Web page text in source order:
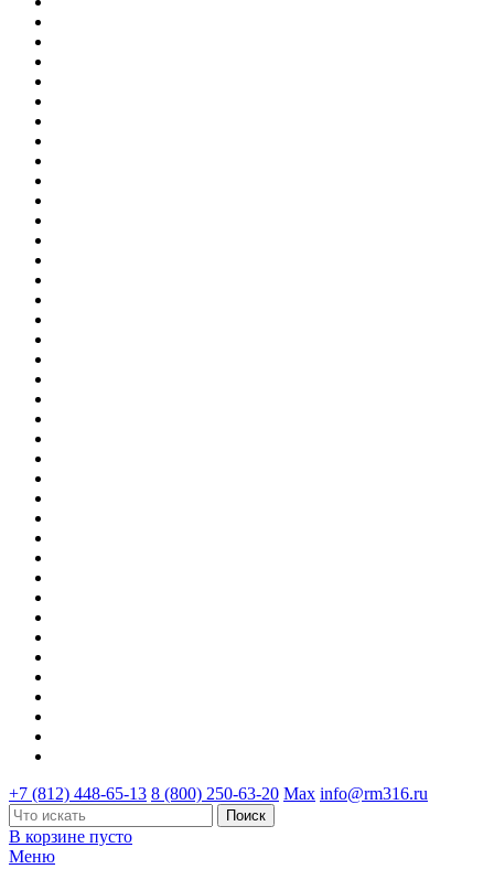
+7 (812) 448-65-13 8 (800) 250-63-20 Max info@rm316.ru
В корзине пусто
Меню